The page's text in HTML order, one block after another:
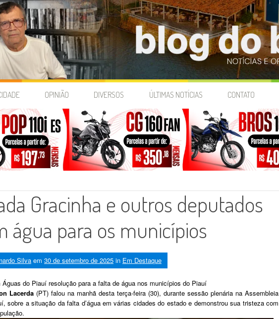
OPINIÃO DIVERSOS ÚLTIMAS NOTÍCIAS CONTATO
Gracinha e outros deputados
água para os municípios
Silva em 30 de setembro de 2025 in Em Destaque
Águas do Piauí resolução para a falta de água nos municípios do Piauí
Lacerda (PT) falou na manhã desta terça-feira (30), durante sessão plenária na Assembleia
sobre a situação da falta d’água em várias cidades do estado e demonstrou sua tristeza com